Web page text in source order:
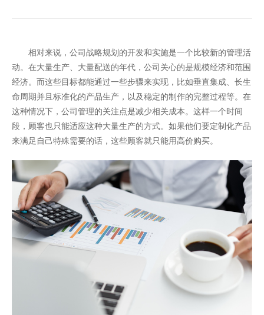
开云全站
相对来说，公司战略规划的开发和实施是一个比较新的管理活
动。在大量生产、大量配送的年代，公司关心的是规模经济和范围
经济。而这些目标都能通过一些步骤来实现，比如垂直集成、长生
命周期并且标准化的产品生产，以及稳定的制作的完整过程等。在
这种情况下，公司管理的关注点是减少相关成本。这样一个时间
段，顾客也只能适应这种大量生产的方式。如果他们要定制化产品
来满足自己特殊需要的话，这些顾客就只能用高价购买。